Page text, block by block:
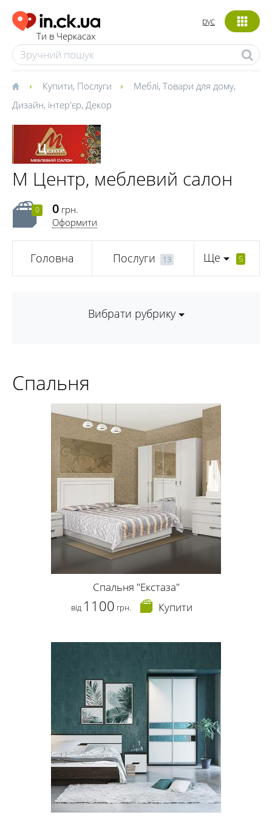
Ти в Черкасах
рус
Купити, Послуги Меблі, Товари для дому,
Дизайн, інтер'єр, Декор
М Центр, меблевий салон
0 0 грн.
Оформити
Головна Послуги 13 Ще 5
Вибрати рубрику
Спальня
Спальня "Екстаза"
від 1100 грн. Купити